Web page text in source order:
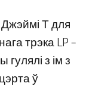
Т для
трэка LP –
з ім з
ў